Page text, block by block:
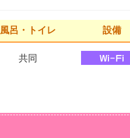
風呂・トイレ 設備
共同